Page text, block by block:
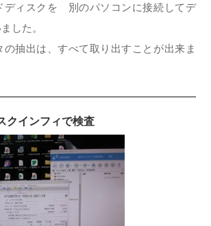
ディスクを 別のパソコンに接続してデ
した。
抽出は、すべて取り出すことが出来ま
クインフィで検査